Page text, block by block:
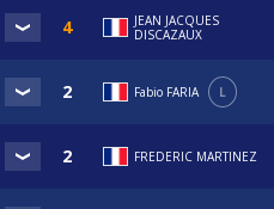
JEAN JACQUES
DISCAZAUX
Fabio FARIA L
FREDERIC MARTINEZ